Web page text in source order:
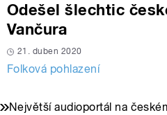
Odešel šlechtic
Vančura
21. duben 2020
Folková pohlazení
Největší audioportál na